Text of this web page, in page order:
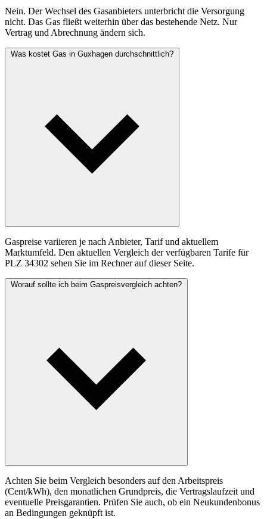
Nein. Der Wechsel des Gasanbieters unterbricht die Versorgung
nicht. Das Gas fließt weiterhin über das bestehende Netz. Nur
Vertrag und Abrechnung ändern sich.
Was kostet Gas in Guxhagen durchschnittlich?
Gaspreise variieren je nach Anbieter, Tarif und aktuellem
Marktumfeld. Den aktuellen Vergleich der verfügbaren Tarife für
PLZ 34302 sehen Sie im Rechner auf dieser Seite.
Worauf sollte ich beim Gaspreisvergleich achten?
Achten Sie beim Vergleich besonders auf den Arbeitspreis
(Cent/kWh), den monatlichen Grundpreis, die Vertragslaufzeit und
eventuelle Preisgarantien. Prüfen Sie auch, ob ein Neukundenbonus
an Bedingungen geknüpft ist.